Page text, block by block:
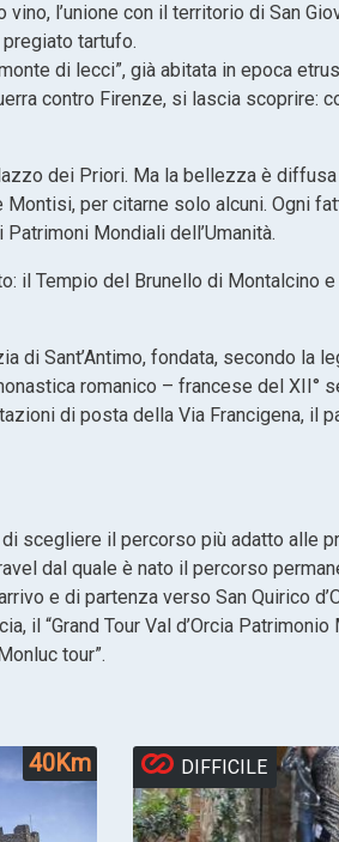
l’unione con il territorio di San
tartufo.
di lecci”, già abitata in epoca
contro Firenze, si lascia scoprire:
dei Priori. Ma la bellezza è
Montisi, per citarne solo alcuni. Ogni
Mondiali dell’Umanità.
il Tempio del Brunello di Montalcino
Sant’Antimo, fondata, secondo la
romanico – francese del XII°
di posta della Via Francigena, il
scegliere il percorso più adatto alle
dal quale è nato il percorso
e di partenza verso San Quirico
il “Grand Tour Val d’Orcia
tour”.
40Km DIFFICILE